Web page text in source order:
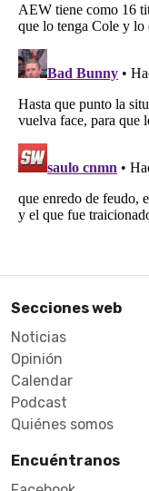
Secciones web
Noticias
Opinión
Calendar
Podcast
Quiénes somos
Encuéntranos